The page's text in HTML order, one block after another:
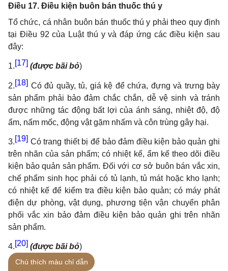
Điều 17. Điều kiện buôn bán thuốc thú y
Tổ chức, cá nhân buôn bán thuốc thú y phải theo quy định
tại Điều 92 của Luật thú y và đáp ứng các điều kiện sau
đây:
1.[17] (được bãi bỏ)
2.[18] Có đủ quầy, tủ, giá kệ để chứa, đựng và trưng bày
sản phẩm phải bảo đảm chắc chắn, dễ vệ sinh và tránh
được những tác động bất lợi của ánh sáng, nhiệt độ, độ
ẩm, nấm mốc, động vật gặm nhấm và côn trùng gây hại.
3.[19] Có trang thiết bị để bảo đảm điều kiện bảo quản ghi
trên nhãn của sản phẩm; có nhiệt kế, ẩm kế theo dõi điều
kiện bảo quản sản phẩm. Đối với cơ sở buôn bán vắc xin,
chế phẩm sinh học phải có tủ lạnh, tủ mát hoặc kho lạnh;
có nhiệt kế để kiểm tra điều kiện bảo quản; có máy phát
điện dự phòng, vật dụng, phương tiện vận chuyển phân
phối vắc xin bảo đảm điều kiện bảo quản ghi trên nhãn
sản phẩm.
4.[20] (được bãi bỏ)
[21] (được bãi bỏ)
Chú thích màu chỉ dẫn